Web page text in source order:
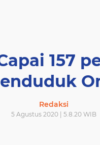
157
Redaksi
5 Agustus 2020 | 5.8.20 WIB